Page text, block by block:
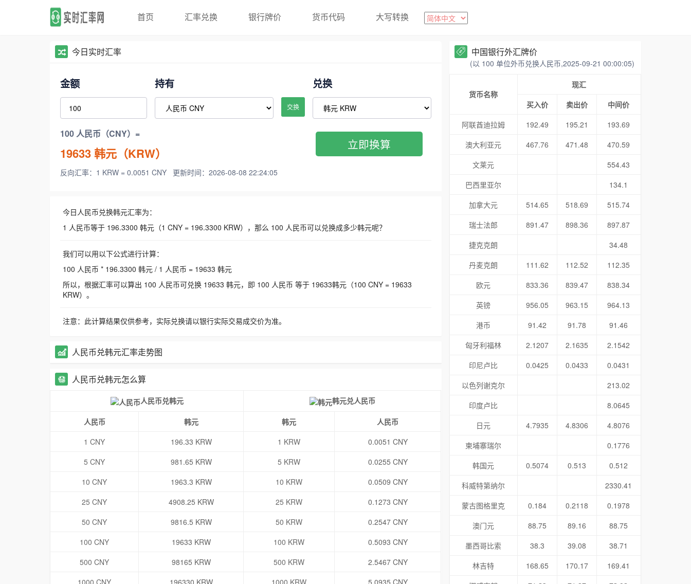
首页 汇率兑换 银行牌价 货币代码 大写转换
今日实时汇率
金额 持有
交换
兑换
100 人民币（CNY）=
19633韩元（KRW）
反向汇率：1 KRW = 0.0051 CNY 更新时间：2026-08-08 22:24:05
立即换算
今日人民币兑换韩元汇率为：
1 人民币等于 196.3300 韩元（1 CNY = 196.3300 KRW），那么 100 人民币可以兑换成多少韩元呢？
我们可以用以下公式进行计算：
100 人民币 * 196.3300 韩元 / 1 人民币 = 19633 韩元
所以，根据汇率可以算出 100 人民币可兑换 19633 韩元，即 100 人民币 等于 19633韩元（100 CNY = 19633
KRW）。
注意：此计算结果仅供参考，实际兑换请以银行实际交易成交价为准。
人民币兑韩元汇率走势图
人民币兑韩元怎么算
人民币兑韩元 韩元兑人民币
人民币 韩元 韩元
人民币
1 CNY
196.33 KRW 1 KRW
0.0051 CNY
5 CNY
981.65 KRW 5 KRW
0.0255 CNY
10 CNY
1963.3 KRW 10 KRW
0.0509 CNY
25 CNY
4908.25 KRW 25 KRW
0.1273 CNY
50 CNY
9816.5 KRW 50 KRW
0.2547 CNY
100 CNY
19633 KRW 100 KRW
0.5093 CNY
500 CNY
98165 KRW 500 KRW
2.5467 CNY
中国银行外汇牌价
(以 100 单位外币兑换人民币,2025-09-21 00:00:05)
货币名称
现汇
买入价
卖出价
中间价
阿联酋迪拉姆
192.49 195.21
193.69
澳大利亚元
467.76 471.48
470.59
文莱元
554.43
巴西里亚尔
134.1
加拿大元
514.65 518.69
515.74
瑞士法郎
891.47 898.36
897.87
捷克克朗
34.48
丹麦克朗
111.62 112.52
112.35
欧元
833.36 839.47
838.34
英镑
956.05 963.15
964.13
港币
91.42 91.78
91.46
匈牙利福林
2.1207 2.1635
2.1542
印尼卢比
0.0425 0.0433
0.0431
以色列谢克尔
213.02
印度卢比
8.0645
日元
4.7935 4.8306
4.8076
柬埔寨瑞尔
0.1776
韩国元
0.5074 0.513
0.512
科威特第纳尔
2330.41
蒙古图格里克
0.184 0.2118
0.1978
澳门元
88.75 89.16
88.75
墨西哥比索
38.3 39.08
38.71
林吉特
168.65 170.17
169.41